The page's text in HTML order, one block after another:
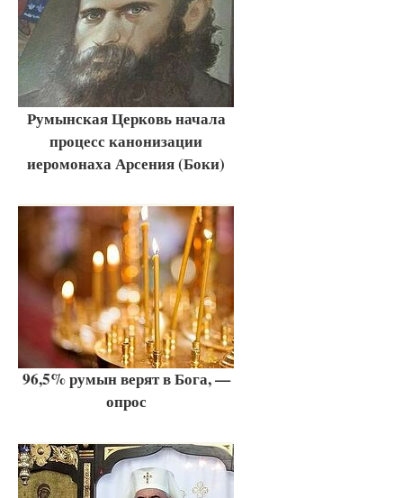
Румынская Церковь начала
процесс канонизации
иеромонаха Арсения (Боки)
96,5% румын верят в Бога, —
опрос